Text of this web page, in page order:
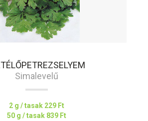
Simalevelű
2 g / tasak 229 Ft
50 g / tasak 839 Ft